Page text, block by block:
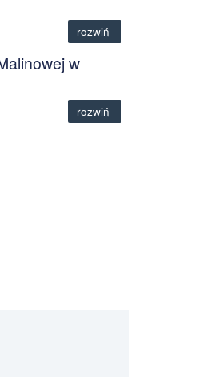
rozwiń
w
rozwiń